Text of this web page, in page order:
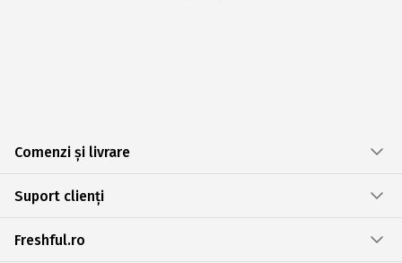
Comenzi și livrare
Suport clienți
Freshful.ro